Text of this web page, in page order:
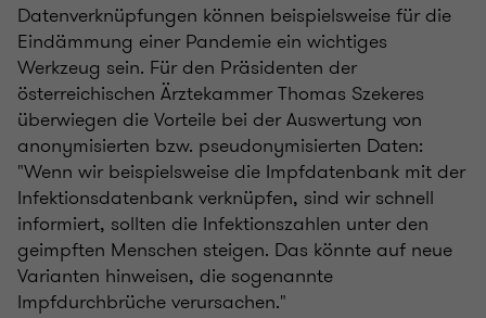
Datenverknüpfungen können beispielsweise für die
Eindämmung einer Pandemie ein wichtiges
Werkzeug sein. Für den Präsidenten der
österreichischen Ärztekammer Thomas Szekeres
überwiegen die Vorteile bei der Auswertung von
anonymisierten bzw. pseudonymisierten Daten:
"Wenn wir beispielsweise die Impfdatenbank mit der
Infektionsdatenbank verknüpfen, sind wir schnell
informiert, sollten die Infektionszahlen unter den
geimpften Menschen steigen. Das könnte auf neue
Varianten hinweisen, die sogenannte
Impfdurchbrüche verursachen."